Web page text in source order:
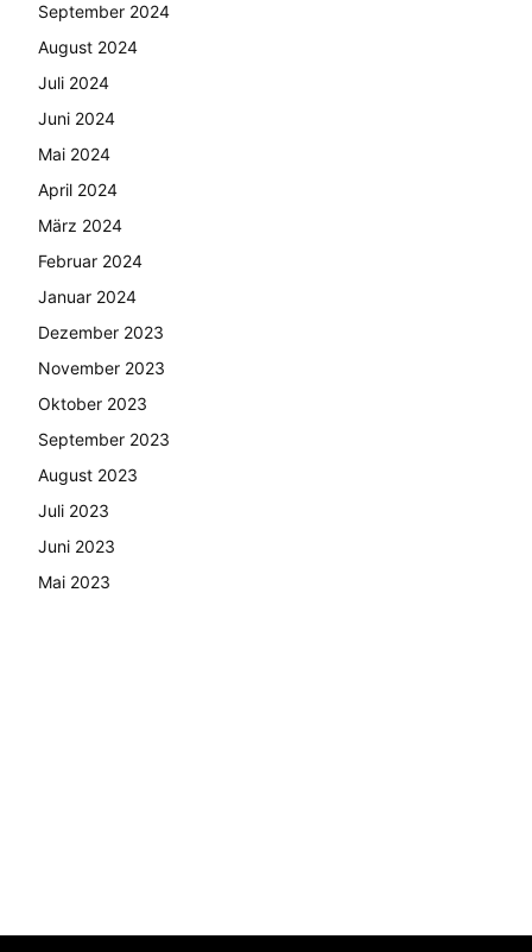
September 2024
August 2024
Juli 2024
Juni 2024
Mai 2024
April 2024
März 2024
Februar 2024
Januar 2024
Dezember 2023
November 2023
Oktober 2023
September 2023
August 2023
Juli 2023
Juni 2023
Mai 2023